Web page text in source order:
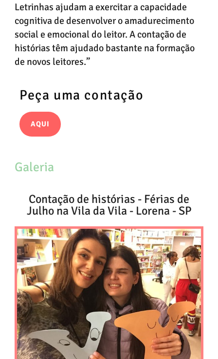
Letrinhas ajudam a exercitar a capacidade
cognitiva de desenvolver o amadurecimento
social e emocional do leitor. A contação de
histórias têm ajudado bastante na formação
de novos leitores.”
Peça uma contação
AQUI
Galeria
Contação de histórias - Férias de
Julho na Vila da Vila - Lorena - SP